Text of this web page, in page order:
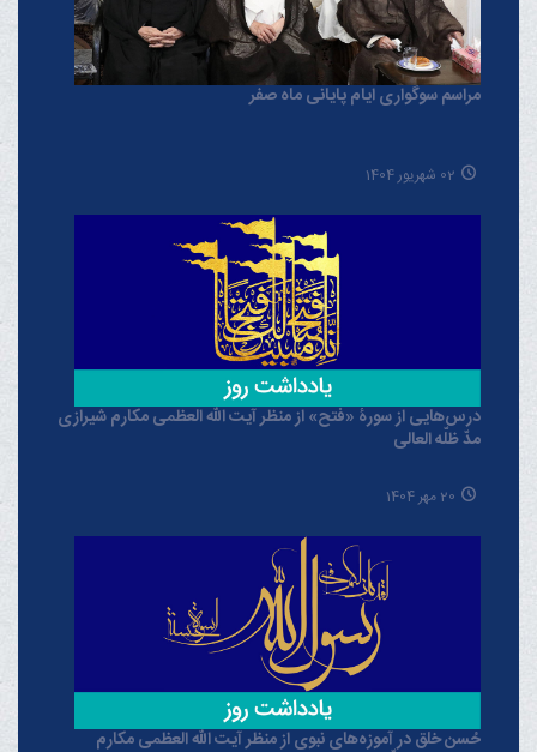
مراسم سوگواری ایام پایانی ماه صفر
02 شهریور 1404
درس‌هایی از سورۀ «فتح» از منظر آیت الله العظمی مکارم شیرازی
مدّ ظلّه العالی
20 مهر 1404
حُسن خلق در آموزه‌های نبوی از منظر آیت الله العظمی مکارم